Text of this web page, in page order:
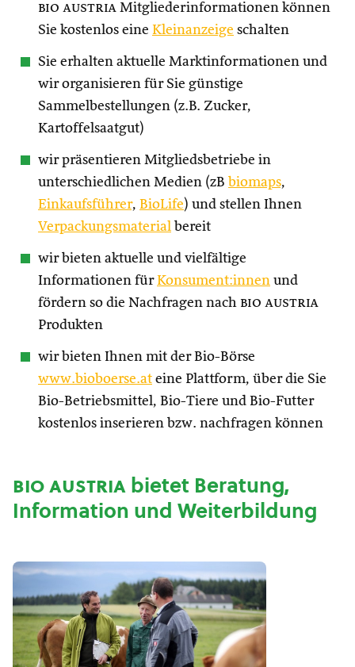
bio austria Mitgliederinformationen können
Sie kostenlos eine Kleinanzeige schalten
Sie erhalten aktuelle Marktinformationen und
wir organisieren für Sie günstige
Sammelbestellungen (z.B. Zucker,
Kartoffelsaatgut)
wir präsentieren Mitgliedsbetriebe in
unterschiedlichen Medien (zB biomaps,
Einkaufsführer, BioLife) und stellen Ihnen
Verpackungsmaterial bereit
wir bieten aktuelle und vielfältige
Informationen fürKonsument:innen und
fördern so die Nachfragen nach bio austria
Produkten
wir bieten Ihnen mit der Bio-Börse
www.bioboerse.at eine Plattform, über die Sie
Bio-Betriebsmittel, Bio-Tiere und Bio-Futter
kostenlos inserieren bzw. nachfragen können
bio austriabietet Beratung,
Information und Weiterbildung